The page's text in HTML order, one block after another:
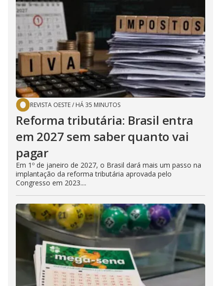
REVISTA OESTE/ HÁ 35 MINUTOS
Reforma tributária: Brasil entra
em 2027 sem saber quanto vai
pagar
Em 1º de janeiro de 2027, o Brasil dará mais um passo na
implantação da reforma tributária aprovada pelo
Congresso em 2023....